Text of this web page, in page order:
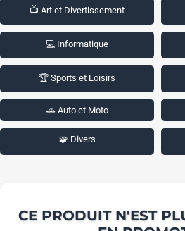
📺 Art et Divertissement
💻 Informatique
🏆 Sports et Loisirs
🚗 Auto et Moto
🧩 Divers
CE PRODUIT N'EST